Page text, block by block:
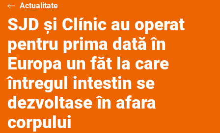
Actualitate
SJD și Clínic au operat
pentru prima dată în
Europa un făt la care
întregul intestin se
dezvoltase în afara
corpului